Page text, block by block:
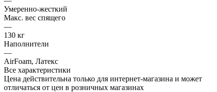
Умеренно-жесткий
Макс. вес спящего
—
130 кг
Наполнители
—
AirFoam, Латекс
Все характеристики
Цена действительна только для интернет-магазина и может
отличаться от цен в розничных магазинах